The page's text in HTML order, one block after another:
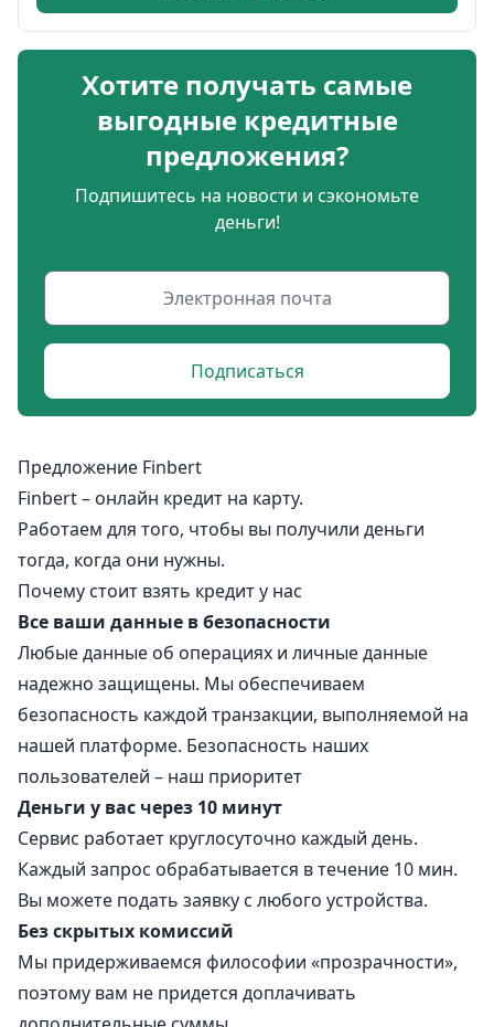
Хотите получать самые
выгодные кредитные
предложения?
Подпишитесь на новости и сэкономьте
деньги!
Подписаться
Предложение Finbert
Finbert – онлайн кредит на карту.
Работаем для того, чтобы вы получили деньги
тогда, когда они нужны.
Почему стоит взять кредит у нас
Все ваши данные в безопасности
Любые данные об операциях и личные данные
надежно защищены. Мы обеспечиваем
безопасность каждой транзакции, выполняемой на
нашей платформе. Безопасность наших
пользователей – наш приоритет
Деньги у вас через 10 минут
Сервис работает круглосуточно каждый день.
Каждый запрос обрабатывается в течение 10 мин.
Вы можете подать заявку с любого устройства.
Без скрытых комиссий
Мы придерживаемся философии «прозрачности»,
поэтому вам не придется доплачивать